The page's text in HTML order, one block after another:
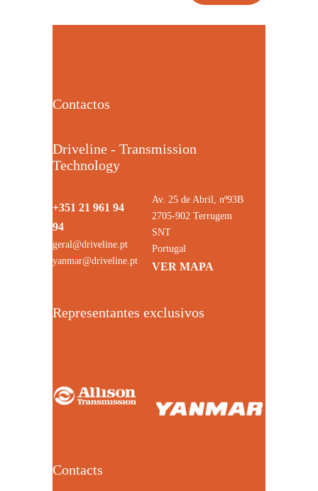
Contactos
Driveline - Transmission
Technology
+351 21 961 94
94
geral@driveline.pt
yanmar@driveline.pt
Av. 25 de Abril, nº93B
2705-902 Terrugem
SNT
Portugal
VER MAPA
Representantes exclusivos
Contacts